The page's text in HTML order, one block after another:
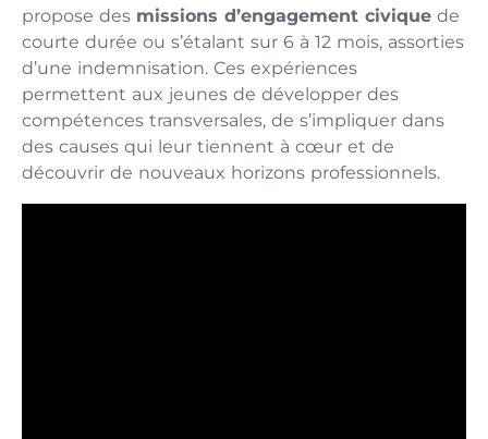
propose des missions d’engagement civique de
courte durée ou s’étalant sur 6 à 12 mois, assorties
d’une indemnisation. Ces expériences
permettent aux jeunes de développer des
compétences transversales, de s’impliquer dans
des causes qui leur tiennent à cœur et de
découvrir de nouveaux horizons professionnels.